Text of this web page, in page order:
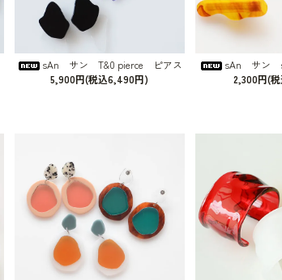
sAn サン T&0 pierce ピアス
5,900円(税込6,490円)
sAn サン
2,300円(